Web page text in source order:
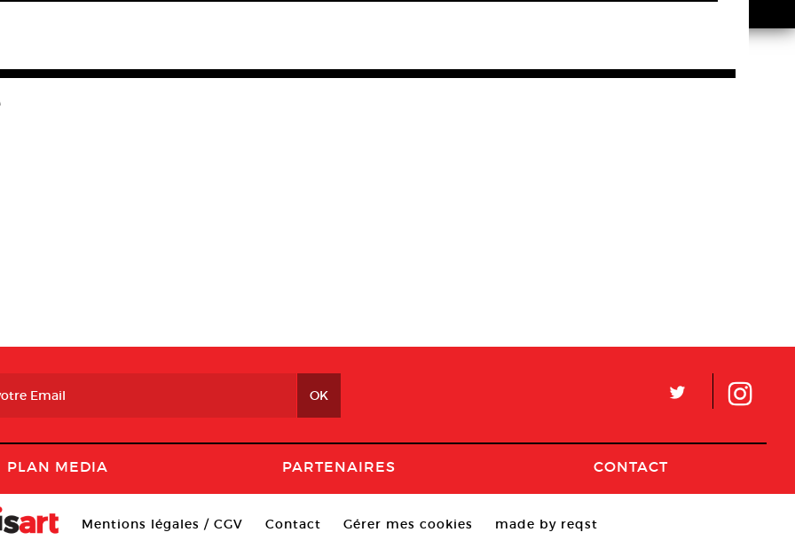
L
PLAN MEDIA PARTENAIRES CONTACT
Mentions légales / CGV Contact Gérer mes cookies made by reqst